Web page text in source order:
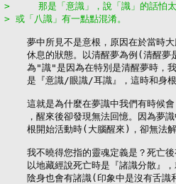
>     那是「意識」，說「識」的話怕太
> 或「八識」有一點點混淆。
夢中所見不是意根，原因在於當時
休息的狀態。以清醒夢為例(清醒夢
為"識"是因為在特別是清醒夢時，
是『意識/眼識/耳識』，這時和身
這就是為什麼在夢識中我們有時候
，醒來後卻發現無法回憶。因為夢
根開始活動時(大腦醒來)，卻無法
我不曉得您指的靈魂定義是？死亡
以地藏經說死亡時是『諸識分散』
陰身也會有諸識(印象中是沒有舌識